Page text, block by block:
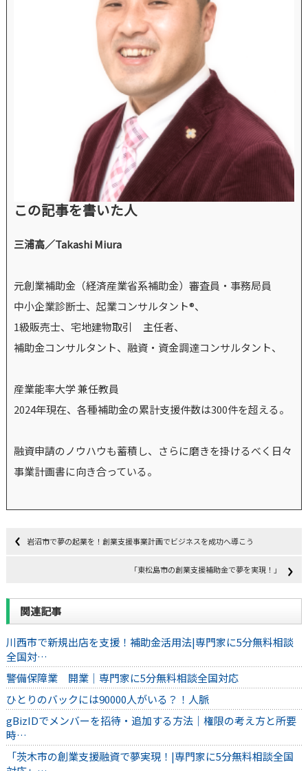
この記事を書いた人
三浦高／Takashi Miura
元創業補助金（経済産業省系補助金）審査員・事務局員
中小企業診断士、起業コンサルタント®、
1級販売士、宅地建物取引 主任者、
補助金コンサルタント、融資・資金調達コンサルタント、
産業能率大学 兼任教員
2024年現在、各種補助金の累計支援件数は300件を超える。
融資申請のノウハウも蓄積し、さらに磨きを掛けるべく日々
事業計画書に向き合っている。
岩沼市で夢の起業を！創業支援事業計画でビジネスを成功へ導こう
「東松島市の創業支援補助金で夢を実現！」
関連記事
川西市で新規出店を支援！補助金活用法|専門家に5分無料相談
全国対…
警備保障業 開業｜専門家に5分無料相談全国対応
ひとりのバックには90000人がいる？！人脈
gBizIDでメンバーを招待・追加する方法｜権限の考え方と所要
時…
「茨木市の創業支援融資で夢実現！|専門家に5分無料相談全国